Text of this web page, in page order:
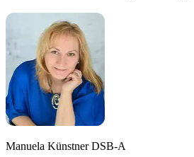
Manuela Künstner DSB-A